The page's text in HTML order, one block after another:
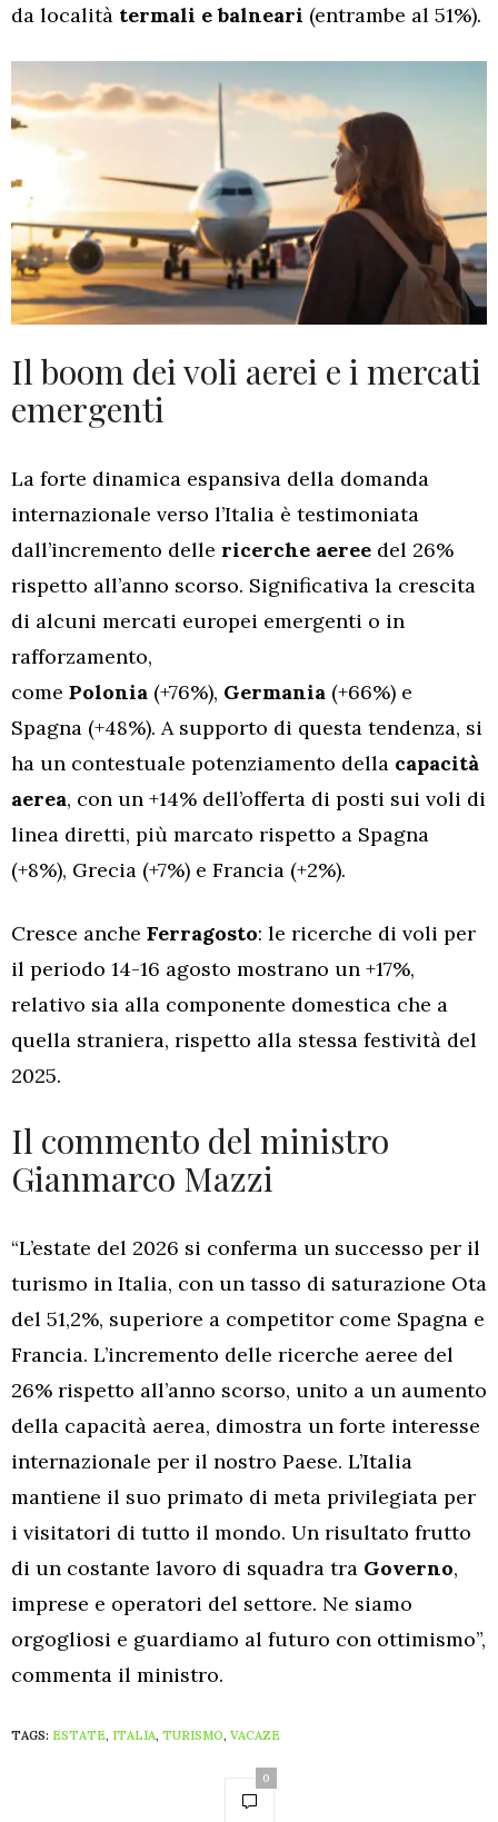
da località termali e balneari (entrambe al 51%).
Il boom dei voli aerei e i mercati
emergenti
La forte dinamica espansiva della domanda
internazionale verso l’Italia è testimoniata
dall’incremento delle ricerche aeree del 26%
rispetto all’anno scorso. Significativa la crescita
di alcuni mercati europei emergenti o in
rafforzamento,
come Polonia (+76%), Germania (+66%) e
Spagna (+48%). A supporto di questa tendenza, si
ha un contestuale potenziamento della capacità
aerea, con un +14% dell’offerta di posti sui voli di
linea diretti, più marcato rispetto a Spagna
(+8%), Grecia (+7%) e Francia (+2%).
Cresce anche Ferragosto: le ricerche di voli per
il periodo 14-16 agosto mostrano un +17%,
relativo sia alla componente domestica che a
quella straniera, rispetto alla stessa festività del
2025.
Il commento del ministro
Gianmarco Mazzi
“L’estate del 2026 si conferma un successo per il
turismo in Italia, con un tasso di saturazione Ota
del 51,2%, superiore a competitor come Spagna e
Francia. L’incremento delle ricerche aeree del
26% rispetto all’anno scorso, unito a un aumento
della capacità aerea, dimostra un forte interesse
internazionale per il nostro Paese. L’Italia
mantiene il suo primato di meta privilegiata per
i visitatori di tutto il mondo. Un risultato frutto
di un costante lavoro di squadra tra Governo,
imprese e operatori del settore. Ne siamo
orgogliosi e guardiamo al futuro con ottimismo”,
commenta il ministro.
TAGS: ESTATE, ITALIA, TURISMO, VACAZE
0